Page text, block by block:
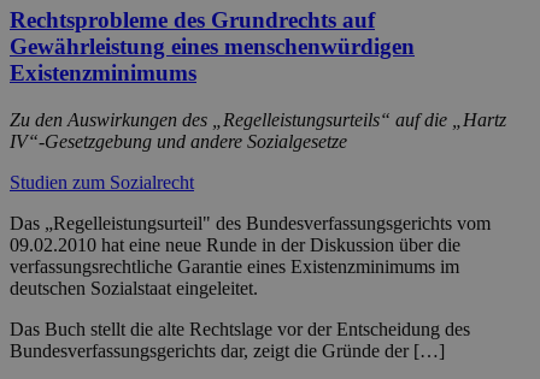
Rechtsprobleme des Grundrechts auf
Gewährleistung eines menschenwürdigen
Existenzminimums
Zu den Auswirkungen des „Regelleistungsurteils“ auf die „Hartz
IV“-Gesetzgebung und andere Sozialgesetze
Studien zum Sozialrecht
Das „Regelleistungsurteil" des Bundesverfassungsgerichts vom
09.02.2010 hat eine neue Runde in der Diskussion über die
verfassungsrechtliche Garantie eines Existenzminimums im
deutschen Sozialstaat eingeleitet.
Das Buch stellt die alte Rechtslage vor der Entscheidung des
Bundesverfassungsgerichts dar, zeigt die Gründe der […]